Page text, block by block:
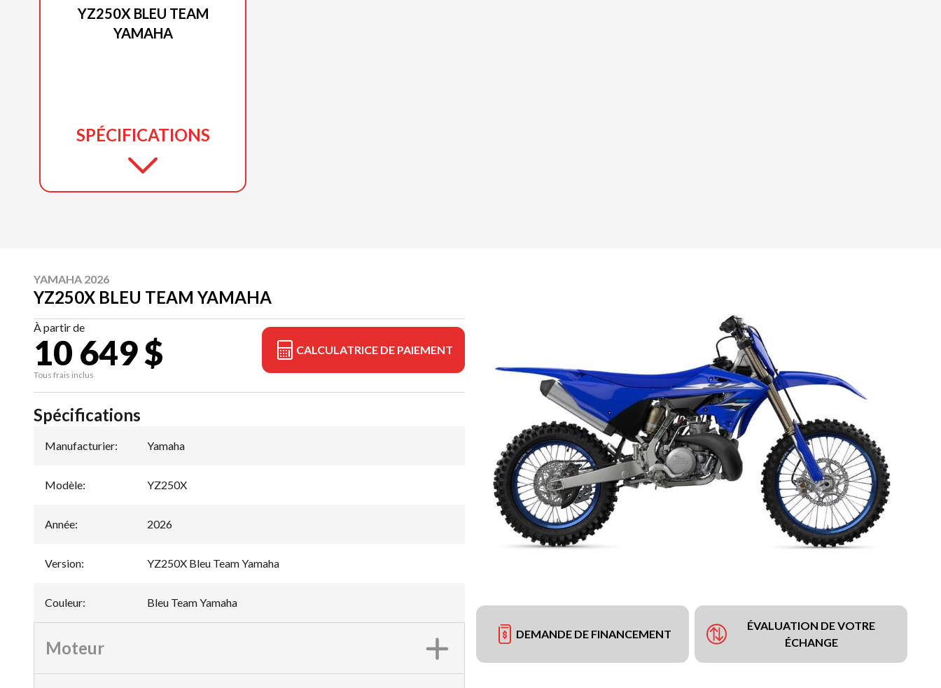
YZ250X BLEU TEAM
YAMAHA
SPÉCIFICATIONS
YAMAHA 2026
YZ250X BLEU TEAM YAMAHA
À partir de
10 649 $
Tous frais inclus
CALCULATRICE DE PAIEMENT
DEMANDE DE FINANCEMENT
ÉVALUATION DE VOTRE
ÉCHANGE
Spécifications
Manufacturier: Yamaha
Modèle: YZ250X
Année: 2026
Version: YZ250X Bleu Team Yamaha
Couleur: Bleu Team Yamaha
Moteur